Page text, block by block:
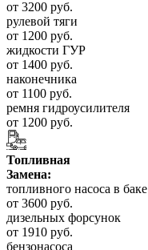
от 3200 руб.
рулевой тяги
от 1200 руб.
жидкости ГУР
от 1400 руб.
наконечника
от 1100 руб.
ремня гидроусилителя
от 1200 руб.
Топливная
Замена:
топливного насоса в баке
от 3600 руб.
дизельных форсунок
от 1910 руб.
бензонасоса